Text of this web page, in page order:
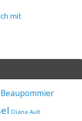
mit
Diana Ault